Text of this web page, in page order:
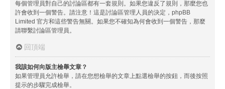
每個管理員對自己的討論區都有一套規則。如果您違反了規則，那麼您也
許會收到一個警告。請注意！這是討論區管理人員的決定，phpBB
Limited 官方和這些警告無關。如果您不確知為何會收到一個警告，那麼
請聯繫討論區管理員。
回頂端
我該如何向版主檢舉文章？
如果管理員允許檢舉，請在您想檢舉的文章上點選檢舉的按鈕，而後按照
提示的步驟完成檢舉。